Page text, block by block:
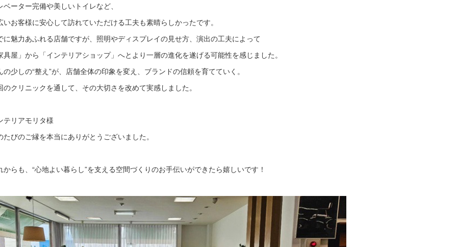
ベーター完備や美しいトイレなど、
いお客様に安心して訪れていただける工夫も素晴らしかったです。
に魅力あふれる店舗ですが、照明やディスプレイの見せ方、演出の工夫によって
具屋」から「インテリアショップ」へとより一層の進化を遂げる可能性を感じました。
の少しの“整え”が、店舗全体の印象を変え、ブランドの信頼を育てていく。
のクリニックを通して、その大切さを改めて実感しました。
テリアモリタ様
たびのご縁を本当にありがとうございました。
からも、“心地よい暮らし”を支える空間づくりのお手伝いができたら嬉しいです！